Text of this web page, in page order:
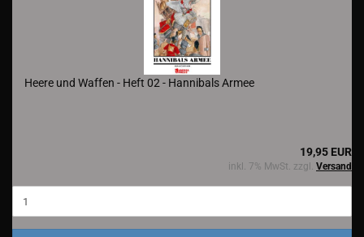
Heere und Waffen - Heft 02 - Hannibals Armee
19,95 EUR
inkl. 7% MwSt. zzgl. Versand